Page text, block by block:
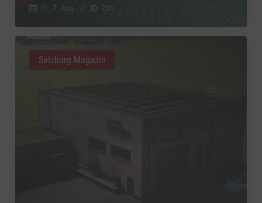
Fr., 7. Aug. // 239
Salzburg Magazin